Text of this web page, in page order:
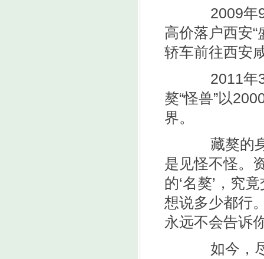
2009年9
高价落户西安
轿车前往西安
2011年3
獒“怪兽”以
界。
藏獒的身
是见怪不怪。
的‘名獒’，究
想说多少都行
永远不会告诉
如今，尽